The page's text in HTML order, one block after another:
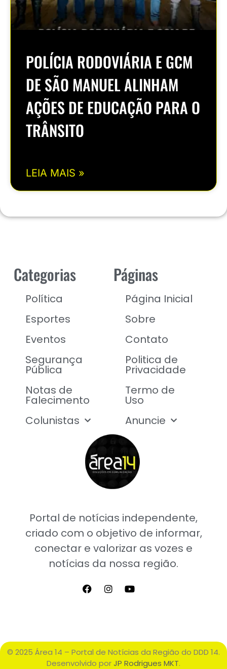
POLÍCIA RODOVIÁRIA E GCM
DE SÃO MANUEL ALINHAM
AÇÕES DE EDUCAÇÃO PARA O
TRÂNSITO
LEIA MAIS »
Portal de notícias independente,
criado com o objetivo de informar,
conectar e valorizar as vozes e
notícias da nossa região.
Categorias
Política
Esportes
Eventos
Segurança
Pública
Notas de
Falecimento
Colunistas
Páginas
Página Inicial
Sobre
Contato
Politica de
Privacidade
Termo de
Uso
Anuncie
© 2025 Área 14 – Portal de Notícias da Região do DDD 14.
Desenvolvido porJP Rodrigues MKT.